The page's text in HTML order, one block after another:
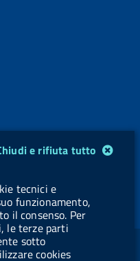
e rifiuta tutto
tecnici e
funzionamento,
il consenso. Per
le terze parti
sotto
cookies